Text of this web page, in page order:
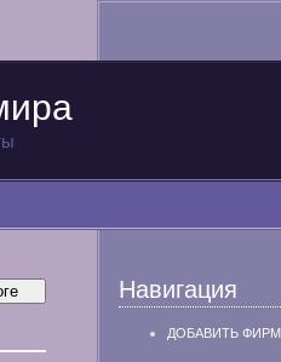
Навигация
ДОБАВИТЬ